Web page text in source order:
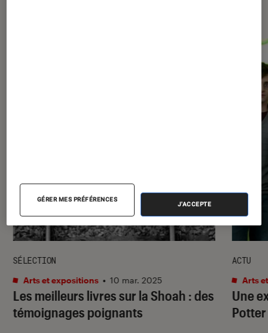
Les meilleurs livres sur la Shoah : des
témoignages poignants
SÉLECTION
Arts et expositions • 10 mar. 2025
Une
ACTU
Arts
GÉRER MES PRÉFÉRENCES
J'ACCEPTE